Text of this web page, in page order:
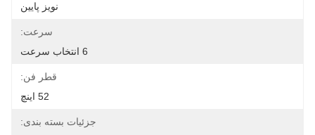
نویز پایین
سرعت:
قطر فن:
52 اینچ
جزئیات بسته بندی: